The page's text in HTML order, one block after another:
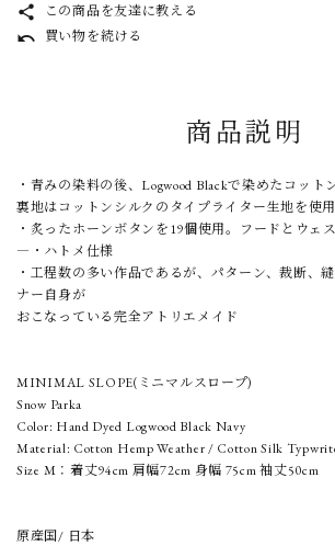
share この商品を友達に教える
undo 買い物を続ける
商品説明
・青みの染料の後、Logwood Blackで染めたコット
裏地はコットンシルクのタイプライター生地を使用
・炙ったホーンボタンを19個使用。フードとウェ
―・ハトメ仕様
・工程数の多い作品であるが、パターン、裁断、
ナー自身が
おこなっている完全アトリエメイド
MINIMAL SLOPE(ミニマルスロープ)
Snow Parka
Color: Hand Dyed Logwood Black Navy
Material: Cotton Hemp Weather / Cotton Silk
Size M：着丈94cm 肩幅72cm 身幅 75cm 袖丈50cm
原産国/ 日本